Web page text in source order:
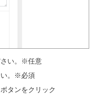
さい。※任意
い。※必須
タンをクリック